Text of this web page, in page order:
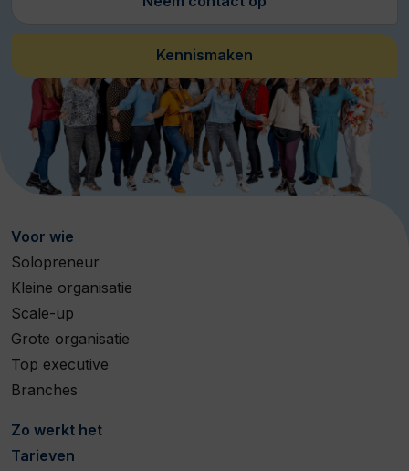
Kennismaken
Voor wie
Solopreneur
Kleine organisatie
Scale-up
Grote organisatie
Top executive
Branches
Zo werkt het
Tarieven